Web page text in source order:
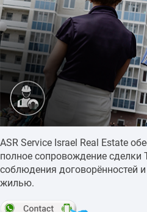
ASR Service Israel Real Estate
полное сопровождение сделки
соблюдения договорённостей
жилью.